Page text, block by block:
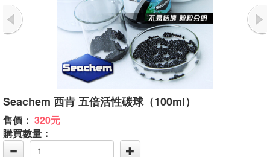
Seachem 西肯 五倍活性碳球（100ml）
售價： 320元
購買數量：